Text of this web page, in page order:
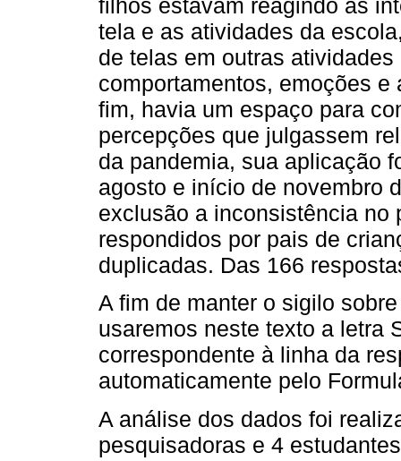
filhos estavam reagindo às
tela e as atividades da
de telas em outras
comportamentos, emoções
fim, havia um espaço para
percepções que julgassem
da pandemia, sua aplicação
agosto e início de novembro
exclusão a inconsistência no
respondidos por pais de
duplicadas. Das 166
A fim de manter o sigilo
usaremos neste texto a letra
correspondente à linha da
automaticamente pelo
A análise dos dados foi
pesquisadoras e 4